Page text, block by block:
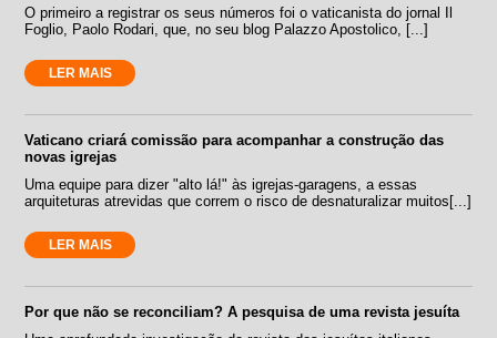
O primeiro a registrar os seus números foi o vaticanista do jornal Il
Foglio, Paolo Rodari, que, no seu blog Palazzo Apostolico, [...]
LER MAIS
Vaticano criará comissão para acompanhar a construção das
novas igrejas
Uma equipe para dizer "alto lá!" às igrejas-garagens, a essas
arquiteturas atrevidas que correm o risco de desnaturalizar muitos[...]
LER MAIS
Por que não se reconciliam? A pesquisa de uma revista jesuíta